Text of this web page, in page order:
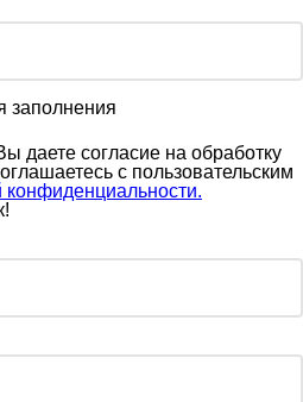
заполнения
даете согласие на обработку
c пользовательским